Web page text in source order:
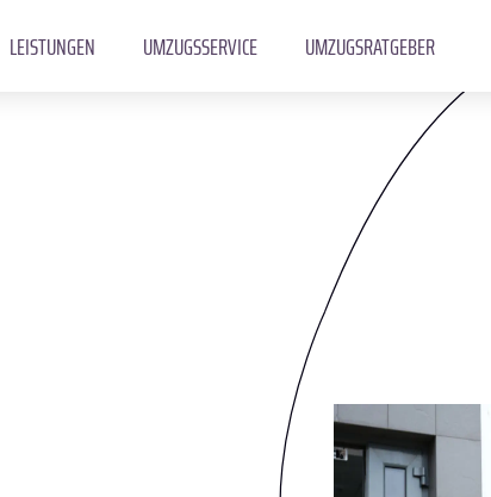
LEISTUNGEN UMZUGSSERVICE UMZUGSRATGEBER